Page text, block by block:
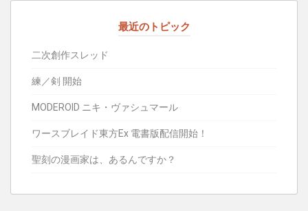
最近のトピック
二次創作スレッド
練／剣 開始
MODEROID ニキ・ヴァシュマール
ワースブレイド東方Ex 電書版配信開始！
聖刻の漫画家は、あるんですか？